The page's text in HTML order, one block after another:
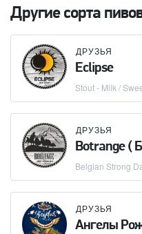
Другие сорта
ДРУЗЬЯ
Eclipse
Stout - Milk /
ДРУЗЬЯ
Botrange (
Belgian Strong
ДРУЗЬЯ
Ангелы